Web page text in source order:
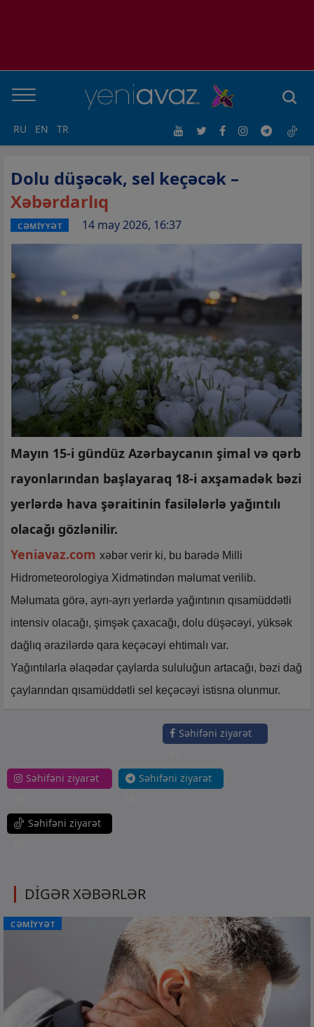
RU EN TR
Dolu düşəcək, sel keçəcək –
Xəbərdarlıq
CƏMİYYƏT 14 may 2026, 16:37
Mayın 15-i gündüz Azərbaycanın şimal və qərb
rayonlarından başlayaraq 18-i axşamadək bəzi
yerlərdə hava şəraitinin fasilələrlə yağıntılı
olacağı gözlənilir.
Yeniavaz.com xəbər verir ki, bu barədə Milli
Hidrometeorologiya Xidmətindən məlumat verilib.
Məlumata görə, ayrı-ayrı yerlərdə yağıntının qısamüddətli
intensiv olacağı, şimşək çaxacağı, dolu düşəcəyi, yüksək
dağlıq ərazilərdə qara keçəcəyi ehtimalı var.
Yağıntılarla əlaqədar çaylarda sululuğun artacağı, bəzi dağ
çaylarından qısamüddətli sel keçəcəyi istisna olunmur.
Səhifəni ziyarət
Səhifəni ziyarət
Səhifəni ziyarət
Səhifəni ziyarət
DİGƏR XƏBƏRLƏR
CƏMİYYƏT